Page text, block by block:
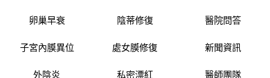
卵巢早衰
子宮內膜異位
外陰炎
陰蒂修復
處女膜修復
私密漂紅
醫院問答
新聞資訊
醫師團隊